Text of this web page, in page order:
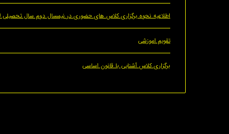
اطلاعیه نحوه برگزاری کلاس های حضوری در نیمسال دوم سال تحصیلی 1400-1401
تقویم اموزشی
برگزاری کلاس آشنایی با قانون اساسی